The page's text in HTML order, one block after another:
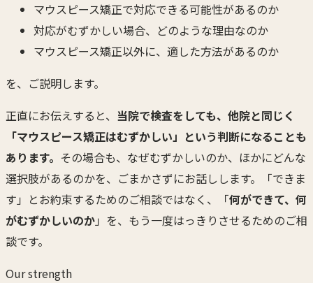
マウスピース矯正で対応できる可能性があるのか
対応がむずかしい場合、どのような理由なのか
マウスピース矯正以外に、適した方法があるのか
を、ご説明します。
正直にお伝えすると、 当院で検査をしても、他院と同じく
「マウスピース矯正はむずかしい」という判断になることも
あります。 その場合も、なぜむずかしいのか、ほかにどんな
選択肢があるのかを、ごまかさずにお話しします。「できま
す」とお約束するためのご相談ではなく、「何ができて、何
がむずかしいのか」を、もう一度はっきりさせるためのご相
談です。
Our strength